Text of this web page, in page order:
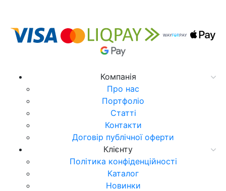
Компанія
Про нас
Портфоліо
Статті
Контакти
Договір публічної оферти
Клієнту
Політика конфіденційності
Каталог
Новинки